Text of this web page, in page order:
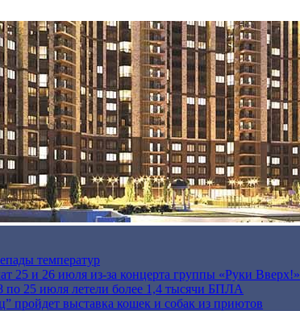
температур
25 и 26 июля из-за концерта группы «Руки Вверх!»
25 июля летели более 1,4 тысячи БПЛА
пройдет выставка кошек и собак из приютов